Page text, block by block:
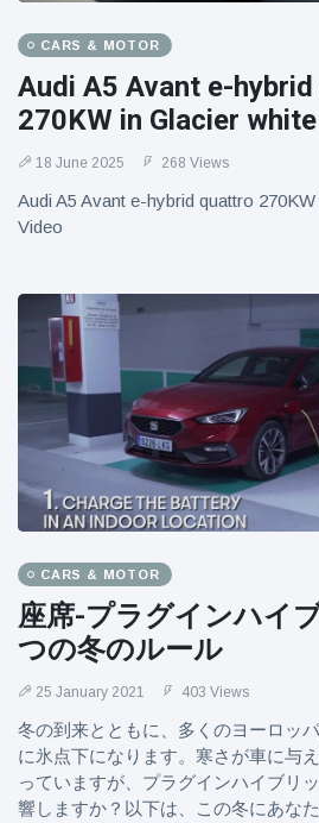
CARS & MOTOR
Audi A5 Avant e-
270KW in Glacier
18 June 2025 268 Views
Audi A5 Avant e-hybrid quattro
Video
CARS & MOTOR
座席-プラグインハイ
つの冬のルール
25 January 2021 403 Views
冬の到来とともに、多くのヨーロッ
に氷点下になります。寒さが車に与
っていますが、プラグインハイブリ
響しますか？以下は、この冬にあな